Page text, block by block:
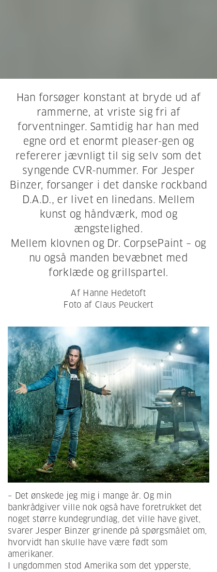
Han forsøger konstant at bryde ud af
rammerne, at vriste sig fri af
forventninger. Samtidig har han med
egne ord et enormt pleaser-gen og
refererer jævnligt til sig selv som det
syngende CVR-nummer. For Jesper
Binzer, forsanger i det danske rockband
D.A.D., er livet en linedans. Mellem
kunst og håndværk, mod og
ængstelighed.
Mellem klovnen og Dr. CorpsePaint – og
nu også manden bevæbnet med
forklæde og grillspartel.
Af Hanne Hedetoft
Foto af Claus Peuckert
– Det ønskede jeg mig i mange år. Og min
bankrådgiver ville nok også have foretrukket det
noget større kundegrundlag, det ville have givet,
svarer Jesper Binzer grinende på spørgsmålet om,
hvorvidt han skulle have være født som
amerikaner.
I ungdommen stod Amerika som det ypperste,